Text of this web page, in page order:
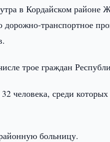
в Кордайском районе
транспортное
трое граждан
человека, среди
больницу.